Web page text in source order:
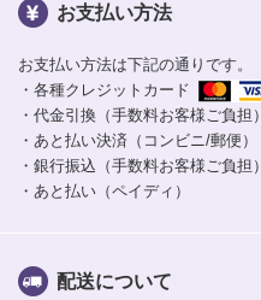
お支払い方法
お支払い方法は下記の通りです。
・各種クレジットカード
・代金引換（手数料お客様ご負担）
・あと払い決済（コンビニ/郵便）
・銀行振込（手数料お客様ご負担）
・あと払い（ペイディ）
配送について